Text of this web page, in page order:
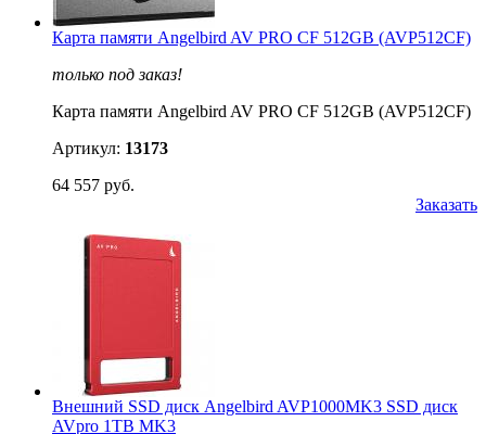
Карта памяти Angelbird AV PRO CF 512GB (AVP512CF)
только под заказ!
Карта памяти Angelbird AV PRO CF 512GB (AVP512CF)
Артикул: 13173
64 557 руб.
Заказать
Внешний SSD диск Angelbird AVP1000MK3 SSD диск
AVpro 1TB MK3